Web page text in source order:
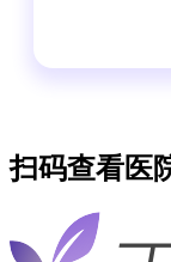
扫码查看医